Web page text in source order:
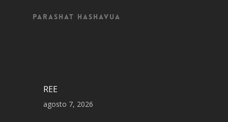
Parashat Hashavua
REE
agosto 7, 2026